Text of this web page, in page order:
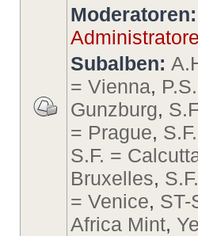
Moderatoren:
Subalben:
= Vienna,
Gunzburg,
= Prague,
S.F. =
Bruxelles,
= Venice, ST-
Africa Mint,